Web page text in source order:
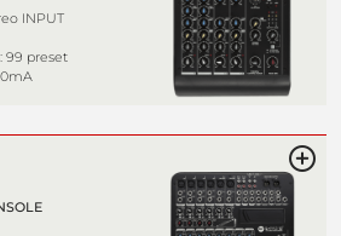
INPUT
99 preset